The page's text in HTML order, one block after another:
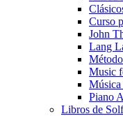
Curso
John
Lang
Music
Música
Piano
Libros de